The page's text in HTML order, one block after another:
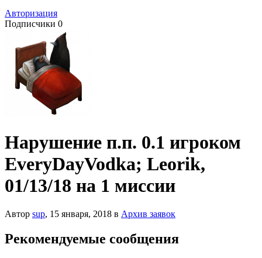
Авторизация
Подписчики 0
Нарушение п.п. 0.1 игроком
EveryDayVodka; Leorik,
01/13/18 на 1 миссии
Автор sup, 15 января, 2018 в Архив заявок
Рекомендуемые сообщения